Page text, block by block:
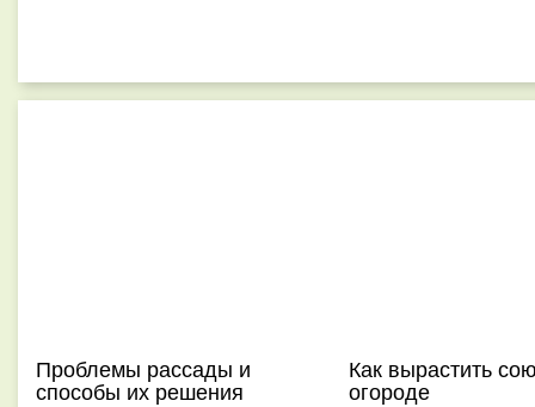
Проблемы рассады и
способы их решения
Как вырастить
огороде